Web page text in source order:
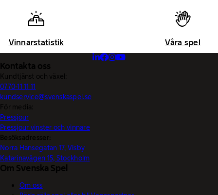
Vinnarstatistik Våra spel
Kontakta oss
Kundtjänst och växel:
0770-11 11 11
kundservice@svenskaspel.se
För media:
Pressjour
Pressjour vinster och vinnare
Besöksadresser:
Norra Hansegatan 17, Visby
Katarinavägen 15, Stockholm
Om Svenska Spel
Om oss